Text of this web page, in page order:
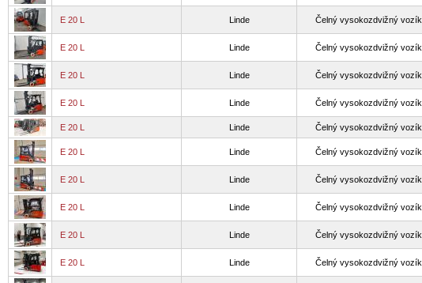
E 20 L Linde Čelný vysokozdvižný vozík
E 20 L Linde Čelný vysokozdvižný vozík
E 20 L Linde Čelný vysokozdvižný vozík
E 20 L Linde Čelný vysokozdvižný vozík
E 20 L Linde Čelný vysokozdvižný vozík
E 20 L Linde Čelný vysokozdvižný vozík
E 20 L Linde Čelný vysokozdvižný vozík
E 20 L Linde Čelný vysokozdvižný vozík
E 20 L Linde Čelný vysokozdvižný vozík
E 20 L Linde Čelný vysokozdvižný vozík